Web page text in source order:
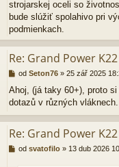
strojarskej oceli so
bude slúžiť spolahivo pri
podmienkach.
Re: Grand Power K22
P
í
s
p
ě
v
od Seton76 » 25 zář 2025
Ahoj, (já taky 60+), proto
dotazů v různých
Re: Grand Power K22
Pod svatofilo » 13 dub 2026